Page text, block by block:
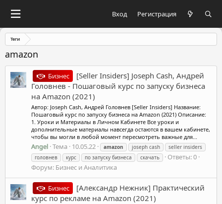
Вход Регистрация
Теги
amazon
Бизнес
[Seller Insiders] Joseph Cash, Андрей
Головнев - Пошаговый курс по запуску бизнеса
на Amazon (2021)
Автор: Joseph Cash, Андрей Головнев [Seller Insiders] Название:
Пошаговый курс по запуску бизнеса на Amazon (2021) Описание:
1. Уроки и Материалы в Личном Кабинете Все уроки и
дополнительные материалы навсегда остаются в вашем кабинете,
чтобы вы могли в любой момент пересмотреть важные для...
Angel Тема 10.05.22 amazon joseph cash
seller insiders
головнев
курс по запуску бизнеса скачать
Ответы: 0
Форум: Бизнес и Аналитика
Бизнес
[Александр Нежник] Практический
курс по рекламе на Amazon (2021)